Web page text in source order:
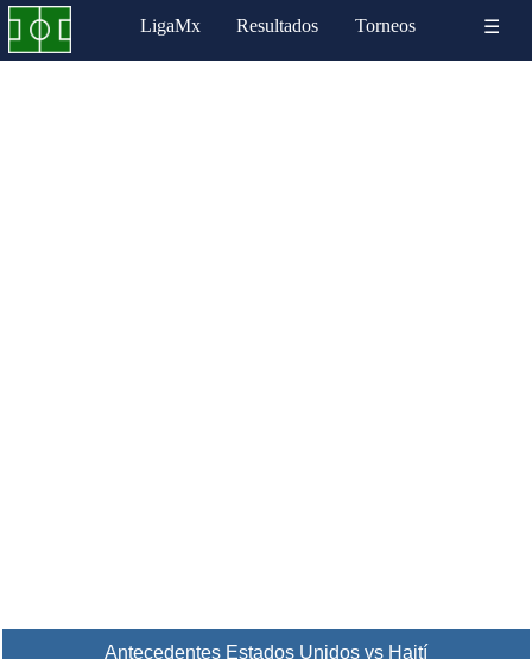
LigaMx Resultados Torneos ☰
Antecedentes Estados Unidos vs Haití